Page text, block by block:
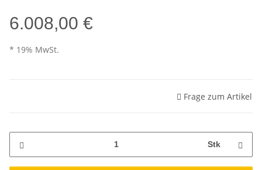
6.008,00 €
* 19% MwSt.
Frage zum Artikel
Stk